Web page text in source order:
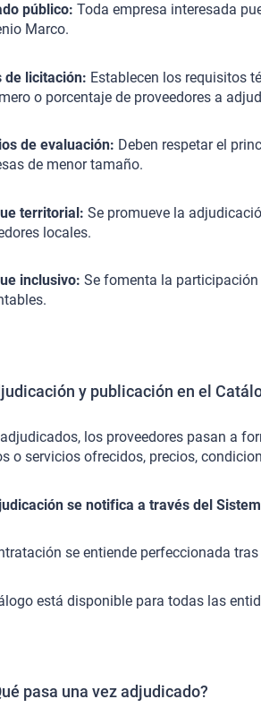
público: Toda empresa interesada
Marco.
de licitación: Establecen los requisitos
o porcentaje de proveedores a
de evaluación: Deben respetar el
de menor tamaño.
territorial: Se promueve la
locales.
inclusivo: Se fomenta la
y publicación en el
los proveedores pasan a
o servicios ofrecidos, precios,
se notifica a través del
se entiende perfeccionada
está disponible para todas las
pasa una vez adjudicado?